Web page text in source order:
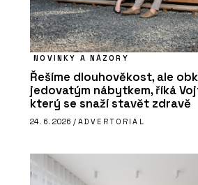
NOVINKY A NÁZORY
Řešíme dlouhověkost, ale
jedovatým nábytkem, říká
který se snaží stavět zdravě
24. 6. 2026 / ADVERTORIAL